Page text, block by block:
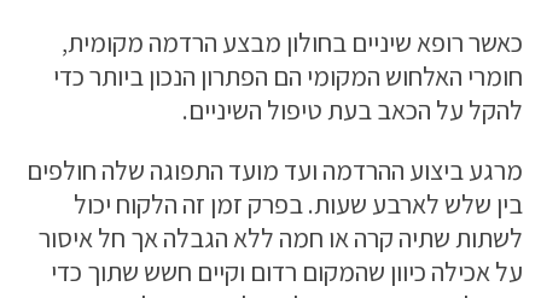
כאשר רופא שיניים בחולון מבצע הרדמה מקומית,
חומרי האלחוש המקומי הם הפתרון הנכון ביותר כדי
להקל על הכאב בעת טיפול השיניים.
מרגע ביצוע ההרדמה ועד מועד התפוגה שלה חולפים
בין שלש לארבע שעות. בפרק זמן זה הלקוח יכול
לשתות שתיה קרה או חמה ללא הגבלה אך חל איסור
על אכילה כיוון שהמקום רדום וקיים חשש שתוך כדי